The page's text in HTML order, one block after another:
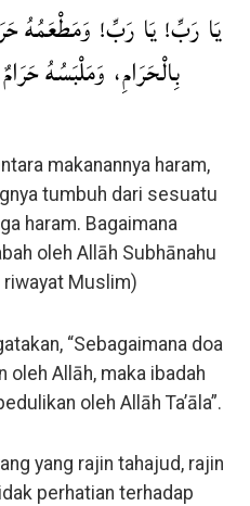
يَا رَبِّ! يَا رَبِّ! وَمَطْعَمُهُ
بِالْحَرَامِ، وَمَلْبَسُهُ
makanannya haram,
tumbuh dari sesuatu
haram. Bagaimana
oleh Allāh Subhānahu
riwayat Muslim)
“Sebagaimana doa
oleh Allāh, maka ibadah
oleh Allāh Ta’āla”.
yang rajin tahajud, rajin
perhatian terhadap